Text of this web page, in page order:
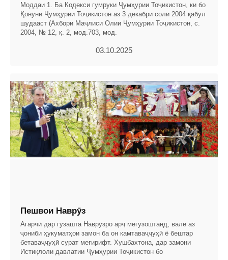
Моддаи 1. Ба Кодекси гумруки Ҷумҳурии Тоҷикистон, ки бо
Қонуни Ҷумҳурии Тоҷикистон аз 3 декабри соли 2004 қабул
шудааст (Ахбори Маҷлиси Олии Ҷумҳурии Тоҷикистон, с.
2004, № 12, қ. 2, мод.703, мод.
03.10.2025
Пешвои Наврӯз
Агарчӣ дар гузашта Наврӯзро арҷ мегузоштанд, вале аз
ҷониби ҳукуматҳои замон ба он камтаваҷҷуҳӣ ё бештар
бетаваҷҷуҳӣ сурат мегирифт. Хушбахтона, дар замони
Истиқлоли давлатии Ҷумҳурии Тоҷикистон бо